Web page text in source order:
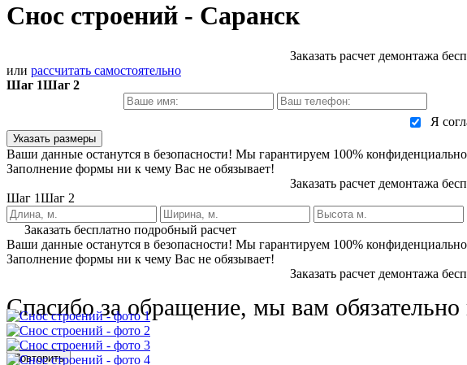
Снос строений - Саранск
Заказать расчет демонтажа
или рассчитать самостоятельно
Шаг 1Шаг 2
Я
Указать размеры
Ваши данные останутся в безопасности! Мы гарантируем 100%
Заполнение формы ни к чему Вас не обязывает!
Заказать расчет демонтажа
Шаг 1Шаг 2
Заказать бесплатно подробный расчет
Ваши данные останутся в безопасности! Мы гарантируем 100%
Заполнение формы ни к чему Вас не обязывает!
Заказать расчет демонтажа
Спасибо за обращение, мы вам обязательно
Повторить